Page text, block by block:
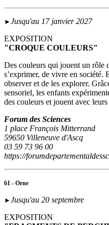
► Jusqu'au 17 janvier 2027
EXPOSITION
"CROQUE COULEURS"
Des couleurs qui jouent un rôle
s’exprimer, de vivre en société.
observer et de les explorer.
sensoriel, les enfants
des couleurs et jouent avec
Forum des Sciences
1 place François Mitterrand
59650 Villeneuve d'Ascq
03 59 73 96 00
https://
61 - Orne
► Jusqu'au 20 septembre
EXPOSITION